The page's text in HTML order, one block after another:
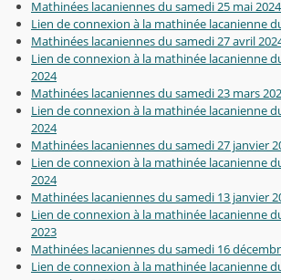
Mathinées lacaniennes du samedi 25 mai 2024
Lien de connexion à la mathinée lacanienne
Mathinées lacaniennes du samedi 27 avril
Lien de connexion à la mathinée lacanienne
2024
Mathinées lacaniennes du samedi 23 mars
Lien de connexion à la mathinée lacanienne
2024
Mathinées lacaniennes du samedi 27 janvier
Lien de connexion à la mathinée lacanienne
2024
Mathinées lacaniennes du samedi 13 janvier
Lien de connexion à la mathinée lacanienne
2023
Mathinées lacaniennes du samedi 16
Lien de connexion à la mathinée lacanienne